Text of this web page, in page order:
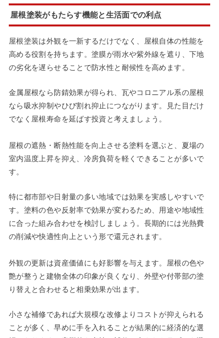
屋根塗装がもたらす機能と生活面での利点
屋根塗装は外観を一新するだけでなく、屋根自体の性能を
高める役割を持ちます。塗膜が雨水や紫外線を遮り、下地
の劣化を遅らせることで防水性と耐候性を高めます。
金属屋根なら防錆効果が得られ、瓦やコロニアル系の屋根
なら吸水抑制やひび割れ抑止につながります。見た目だけ
でなく屋根寿命を延ばす投資と考えましょう。
屋根の遮熱・断熱性能を向上させる塗料を選ぶと、夏場の
室内温度上昇を抑え、冷房負荷を軽くできることが多いで
す。
特に都市部や日射量の多い地域では効果を実感しやすいで
す。塗料の色や反射率で効果が変わるため、用途や地域性
に合った組み合わせを検討しましょう。長期的には光熱費
の削減や快適性向上という形で還元されます。
外観の更新は資産価値にも好影響を与えます。屋根の色や
艶が整うと建物全体の印象が良くなり、外壁や付帯部の塗
り替えと合わせると相乗効果が出ます。
小さな補修であれば大規模な改修よりコストが抑えられる
ことが多く、早めに手を入れることが結果的に経済的な選